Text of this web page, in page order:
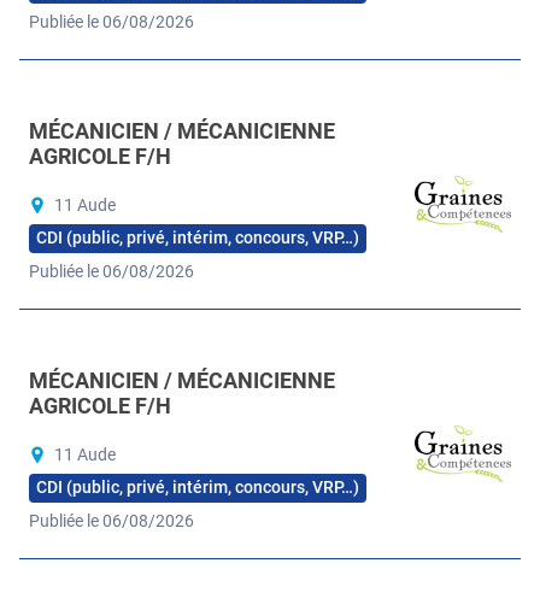
Publiée le 06/08/2026
MÉCANICIEN / MÉCANICIENNE
AGRICOLE F/H
11 Aude
CDI (public, privé, intérim, concours, VRP…)
Publiée le 06/08/2026
MÉCANICIEN / MÉCANICIENNE
AGRICOLE F/H
11 Aude
CDI (public, privé, intérim, concours, VRP…)
Publiée le 06/08/2026